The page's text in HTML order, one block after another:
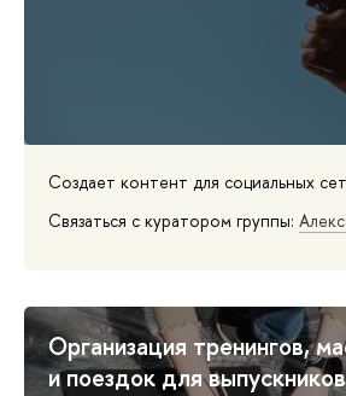
Создает контент для социальных
Связаться с куратором группы:
Организация тренингов,
и поездок для